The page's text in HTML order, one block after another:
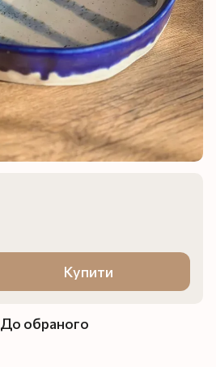
Купити
До обраного